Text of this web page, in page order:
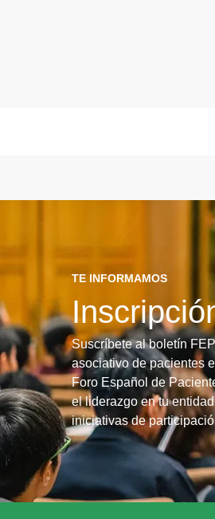
TE INFORMAMOS
Suscríbete al boletín
asociativo de pacientes
Foro Español de
el liderazgo en tu
iniciativas de